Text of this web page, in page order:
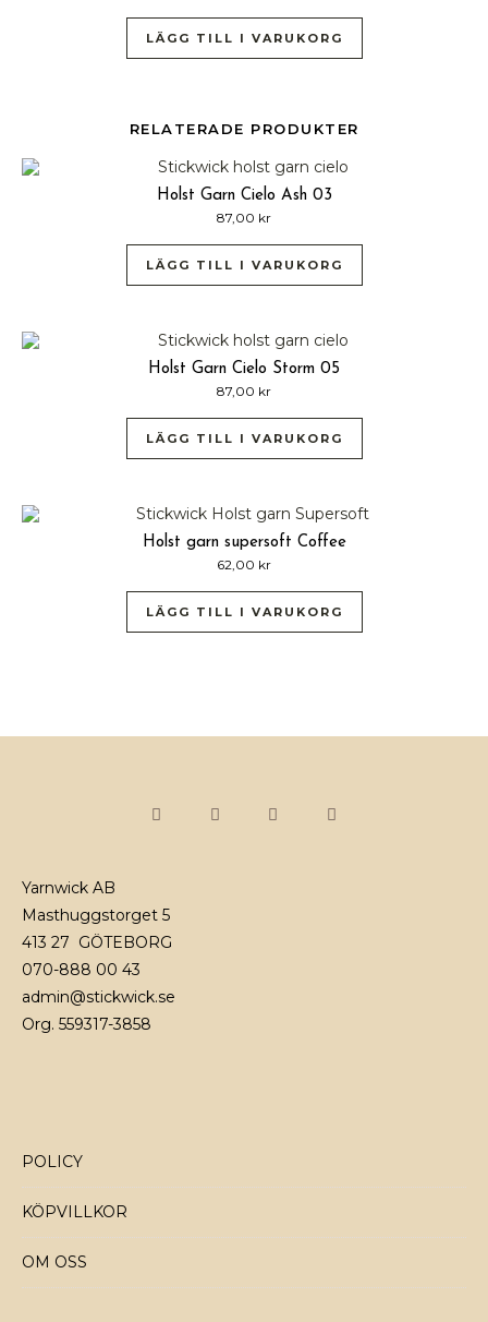
LÄGG TILL I VARUKORG
RELATERADE PRODUKTER
Holst Garn Cielo Ash 03
87,00 kr
LÄGG TILL I VARUKORG
Holst Garn Cielo Storm 05
87,00 kr
LÄGG TILL I VARUKORG
Holst garn supersoft Coffee
62,00 kr
LÄGG TILL I VARUKORG
Yarnwick AB
Masthuggstorget 5
413 27 GÖTEBORG
070-888 00 43
admin@stickwick.se
Org. 559317-3858
POLICY
KÖPVILLKOR
OM OSS